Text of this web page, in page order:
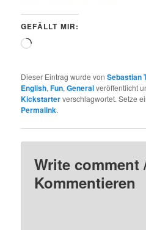
GEFÄLLT MIR:
Wird
Dieser Eintrag wurde vonSebastian
English,Fun,Generalveröffentlicht
Kickstarterverschlagwortet. Setze
Permalink.
Write comment
Kommentieren